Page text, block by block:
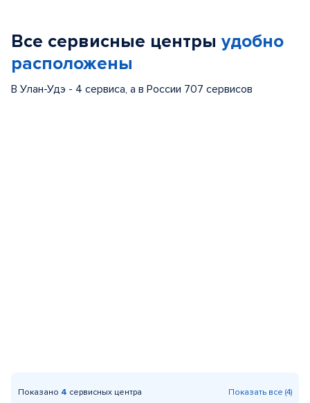
Все сервисные центры удобно
расположены
В Улан-Удэ - 4 сервиса, а в России 707 сервисов
Показано 4 сервисных центра Показать все (4)